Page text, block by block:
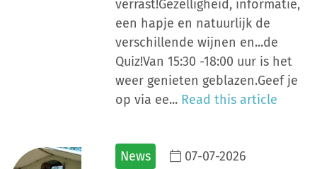
verrast!Gezelligheid, informatie,
een hapje en natuurlijk de
verschillende wijnen en...de
Quiz!Van 15:30 -18:00 uur is het
weer genieten geblazen.Geef je
op via ee... Read this article
News
07-07-2026